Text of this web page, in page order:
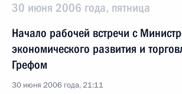
30 июня 2006 года, пятница
Начало рабочей встречи с
экономического развития и
Грефом
30 июня 2006 года, 21:11